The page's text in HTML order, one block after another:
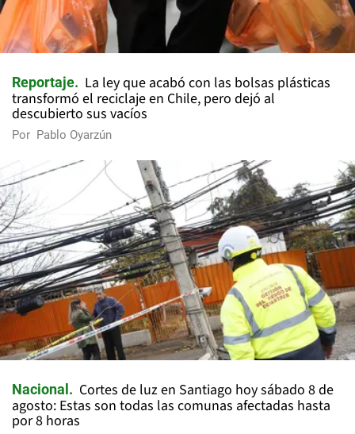
Reportaje
La ley que acabó con las bolsas plásticas
transformó el reciclaje en Chile, pero dejó al
descubierto sus vacíos
Por Pablo Oyarzún
Nacional
Cortes de luz en Santiago hoy sábado 8 de
agosto: Estas son todas las comunas afectadas hasta
por 8 horas